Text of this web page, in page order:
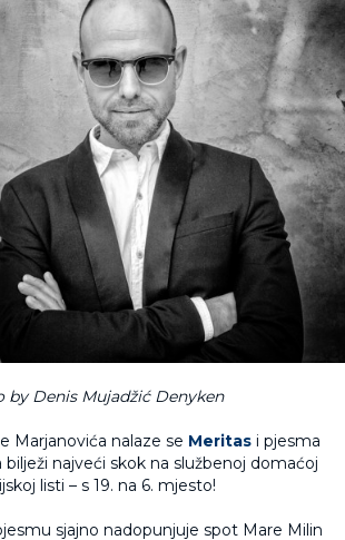
by Denis Mujadžić Denyken
Marjanovića nalaze se Meritasi pjesma
bilježi najveći skok na službenoj domaćoj
listi – s 19. na 6. mjesto!
sjajno nadopunjuje spot Mare Milin